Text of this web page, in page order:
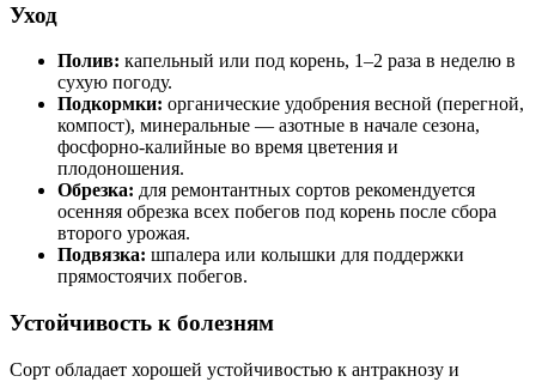
Уход
Полив: капельный или под корень, 1–2 раза в неделю в
сухую погоду.
Подкормки: органические удобрения весной (перегной,
компост), минеральные — азотные в начале сезона,
фосфорно-калийные во время цветения и
плодоношения.
Обрезка: для ремонтантных сортов рекомендуется
осенняя обрезка всех побегов под корень после сбора
второго урожая.
Подвязка: шпалера или колышки для поддержки
прямостоячих побегов.
Устойчивость к болезням
Сорт обладает хорошей устойчивостью к антракнозу и